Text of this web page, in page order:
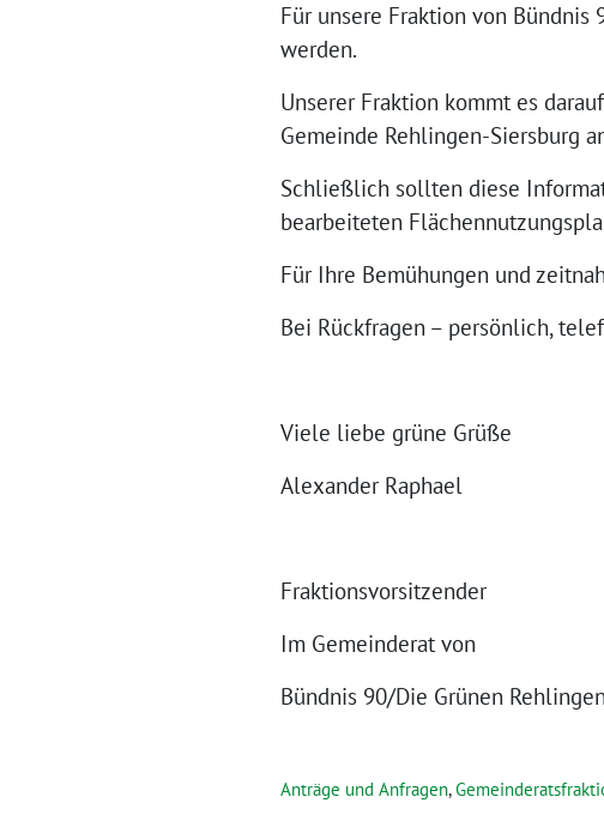
Für unsere Fraktion von
werden.
Unserer Fraktion kommt es
Gemeinde Rehlingen-Siersburg
Schließlich sollten diese
bearbeiteten
Für Ihre Bemühungen und
Bei Rückfragen – persönlich,
Viele liebe grüne Grüße
Alexander Raphael
Fraktionsvorsitzender
Im Gemeinderat von
Bündnis 90/Die Grünen
Anträge und Anfragen,